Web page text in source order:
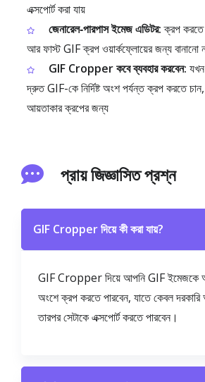
এক্সপোর্ট করা যায়
জেনারেল‑পারপাস ইমেজ এডিটর:ক্রপ করতে
আর ফাস্ট GIF ক্রপ ওয়ার্কফ্লোয়ের জন্য বানানো
GIF Cropper কবে ব্যবহার করবেন:
দ্রুত GIF-কে নির্দিষ্ট অংশ পর্যন্ত ক্রপ করতে চান,
আয়তাকার ক্রপের জন্য
প্রায় জিজ্ঞাসিত প্রশ্ন
GIF Cropper দিয়ে কী করা যায়?
GIF Cropper দিয়ে আপনি GIF ইমেজকে
অংশে ক্রপ করতে পারবেন, যাতে কেবল দরকারি
তারপর সেটাকে এক্সপোর্ট করতে পারবেন।